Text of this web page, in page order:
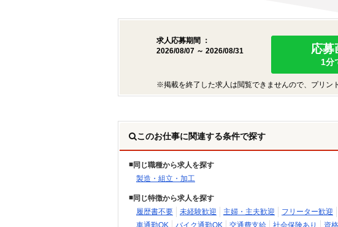
求人応募期間 ：
2026/08/07 ～ 2026/08/31
応募
1分
※掲載を終了した求人は閲覧できませんので、プリン
このお仕事に関連する条件で探す
同じ職種から求人を探す
製造・組立・加工
同じ特徴から求人を探す
履歴書不要
未経験歓迎 主婦・主夫歓迎 フリーター歓迎
車通勤OK
バイク通勤OK 交通費支給 社会保険あり 資